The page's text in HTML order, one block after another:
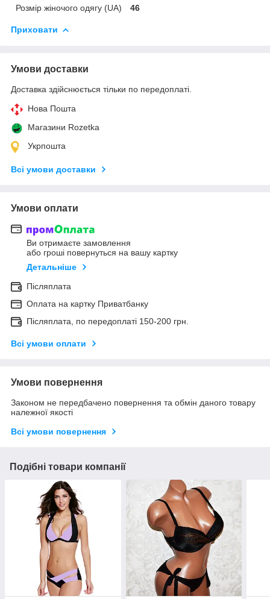
Розмір жіночого одягу (UA) 46
Приховати
Умови доставки
Доставка здійснюється тільки по передоплаті.
Нова Пошта
Магазини Rozetka
Укрпошта
Всі умови доставки
Умови оплати
Ви отримаєте замовлення
або гроші повернуться на вашу картку
Детальніше
Післяплата
Оплата на картку Приватбанку
Післяплата, по передоплаті 150-200 грн.
Всі умови оплати
Умови повернення
Законом не передбачено повернення та обмін даного товару
належної якості
Всі умови повернення
Подібні товари компанії